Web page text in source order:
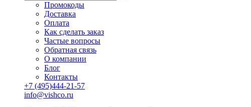
Промокоды
Доставка
Оплата
Как сделать заказ
Частые вопросы
Обратная связь
О компании
Блог
Контакты
+7 (495)444-21-57
info@vishco.ru